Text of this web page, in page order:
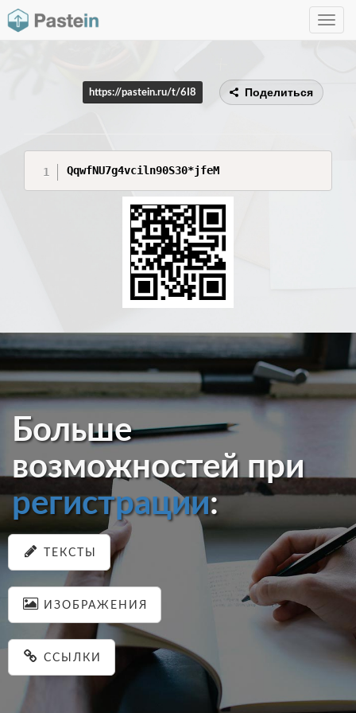
Toggle
https://pastein.ru/t/6I8 Поделиться
QqwfNU7g4vciln90S30*jfeM
Больше
возможностей при
регистрации:
ТЕКСТЫ
ИЗОБРАЖЕНИЯ
ССЫЛКИ